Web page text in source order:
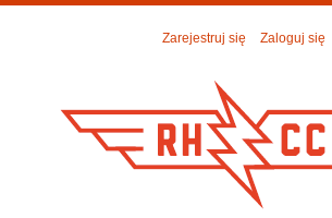
Zarejestruj się Zaloguj się